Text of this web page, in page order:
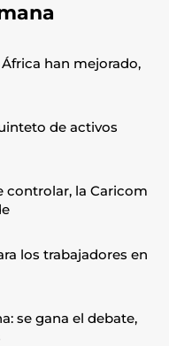
han mejorado,
de activos
controlar, la Caricom
los trabajadores en
se gana el debate,